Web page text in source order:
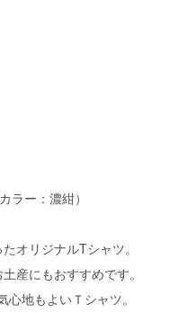
ラー：濃紺）
オリジナルTシャツ。
産にもおすすめです。
地もよいＴシャツ。